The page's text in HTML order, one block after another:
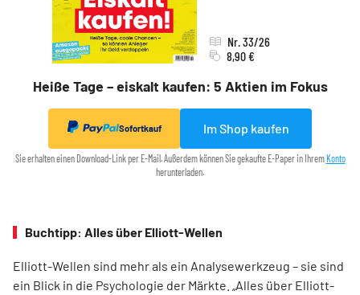
Heiße Tage – eiskalt kaufen: 5 Aktien im Fokus
Nr. 33/26
8,90 €
Sofortkauf Im Shop kaufen
Sie erhalten einen Download-Link per E-Mail. Außerdem können Sie gekaufte E-Paper in IhremKonto
herunterladen.
Buchtipp: Alles über Elliott-Wellen
Elliott-Wellen sind mehr als ein Analysewerkzeug – sie sind
ein Blick in die Psychologie der Märkte. „Alles über Elliott-